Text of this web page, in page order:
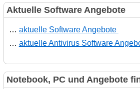
Aktuelle Software Angebote
… aktuelle Software Angebote
… aktuelle Antivirus Software
Notebook, PC und Angebote